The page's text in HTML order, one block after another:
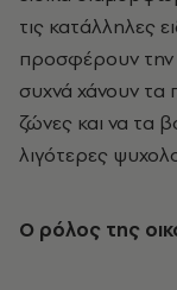
τις κατάλληλες
προσφέρουν την
συχνά χάνουν τα
ζώνες και να τα
λιγότερες
Ο ρόλος της